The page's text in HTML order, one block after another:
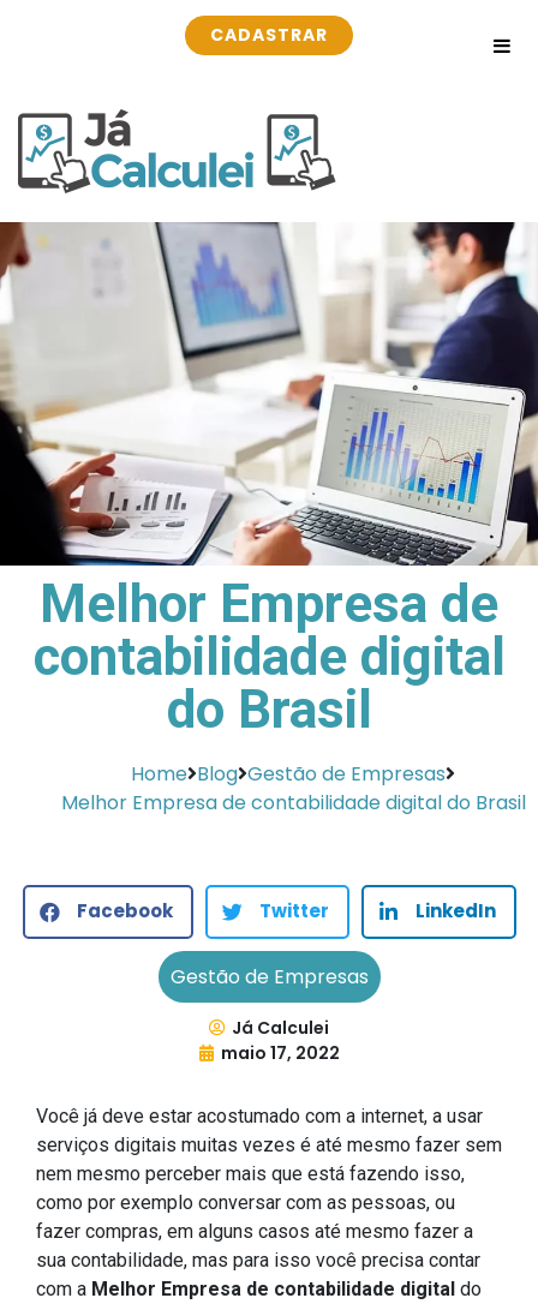
CADASTRAR
Melhor Empresa de
contabilidade digital
do Brasil
Home Blog Gestão de Empresas
Melhor Empresa de contabilidade digital do Brasil
Facebook Twitter LinkedIn
Gestão de Empresas
Já Calculei
maio 17, 2022
Você já deve estar acostumado com a internet, a usar
serviços digitais muitas vezes é até mesmo fazer sem
nem mesmo perceber mais que está fazendo isso,
como por exemplo conversar com as pessoas, ou
fazer compras, em alguns casos até mesmo fazer a
sua contabilidade, mas para isso você precisa contar
com a Melhor Empresa de contabilidade digital do